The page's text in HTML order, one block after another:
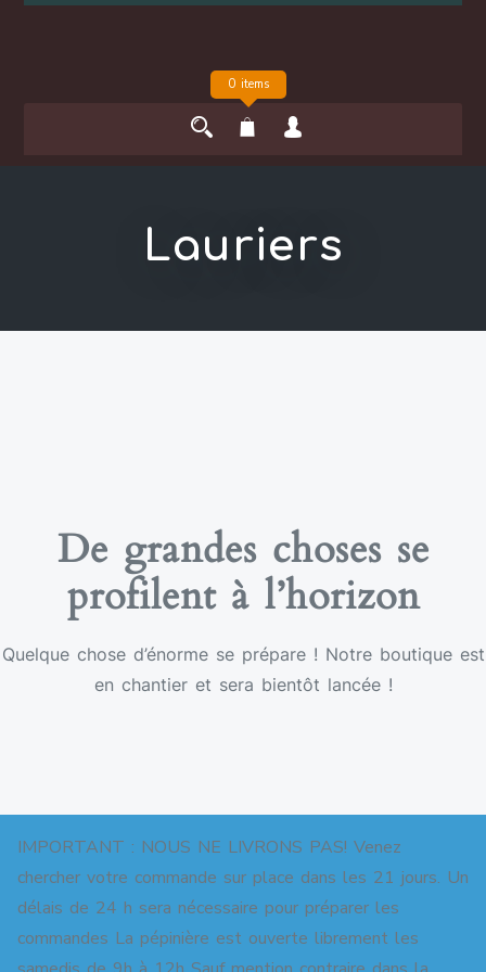
IMPORTANT : NOUS NE LIVRONS PAS! Venez
chercher votre commande sur place dans les 21 jours. Un
délais de 24 h sera nécessaire pour préparer les
commandes La pépinière est ouverte librement les
0 items
Lauriers
De grandes choses se
profilent à l’horizon
Quelque chose d’énorme se prépare ! Notre boutique est
en chantier et sera bientôt lancée !
Copyright © 2026 Pépinière pour jardins-forêts. All